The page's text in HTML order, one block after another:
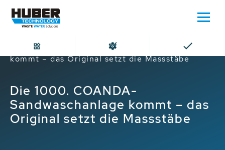
Home
Die 1000. COANDA-Sandwaschanlage
kommt – das Original setzt die Massstäbe
Die 1000. COANDA-
Sandwaschanlage kommt – das
Original setzt die Massstäbe